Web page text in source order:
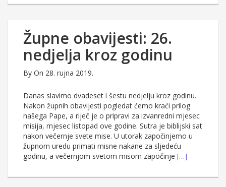
Župne obavijesti: 26.
nedjelja kroz godinu
By On 28. rujna 2019.
Danas slavimo dvadeset i šestu nedjelju kroz godinu.
Nakon župnih obavijesti pogledat ćemo kraći prilog
našega Pape, a riječ je o pripravi za izvanredni mjesec
misija, mjesec listopad ove godine. Sutra je biblijski sat
nakon večernje svete mise. U utorak započinjemo u
župnom uredu primati misne nakane za sljedeću
godinu, a večernjom svetom misom započinje […]